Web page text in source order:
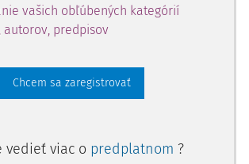
vašich obľúbených kategórií
autorov, predpisov
Chcem sa zaregistrovať
vedieť viac o predplatnom ?